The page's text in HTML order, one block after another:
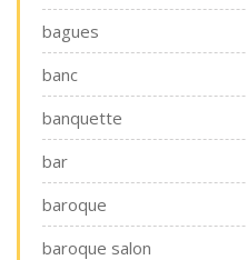
bagues
banc
banquette
bar
baroque
baroque salon